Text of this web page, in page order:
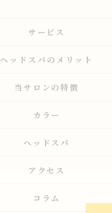
サービス
ヘッドスパのメリット
当サロンの特徴
カラー
ヘッドスパ
アクセス
コラム